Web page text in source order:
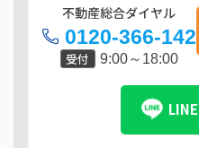
不動産総合ダイヤル
0120-366-142
受付 9:00～18:00